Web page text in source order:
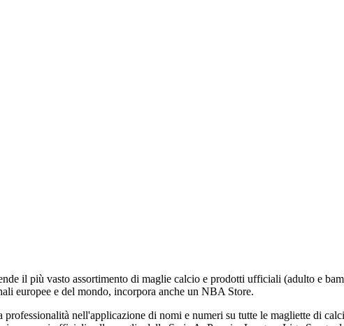
il più vasto assortimento di maglie calcio e prodotti ufficiali (adulto e
europee e del mondo, incorpora anche un NBA Store.
professionalità nell'applicazione di nomi e numeri su tutte le magliette di